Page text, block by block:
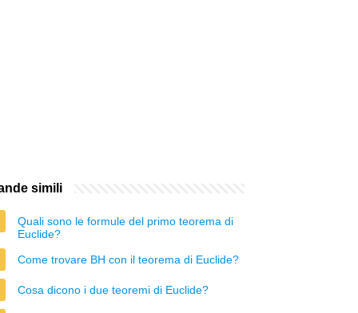
simili
Quali sono le formule del primo teorema di
Euclide?
Come trovare BH con il teorema di Euclide?
Cosa dicono i due teoremi di Euclide?